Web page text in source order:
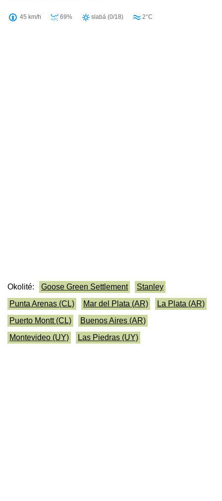
45 km/h 69% slabá (0/18) 2°C
Okolité: Goose Green Settlement
Stanley
Punta Arenas (CL)
Mar del Plata (AR)
La Plata (AR)
Puerto Montt (CL)
Buenos Aires (AR)
Montevideo (UY)
Las Piedras (UY)